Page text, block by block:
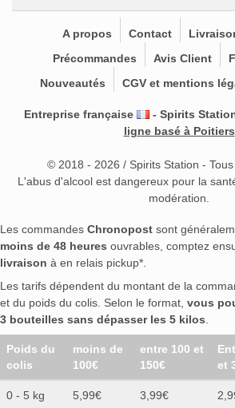
A propos Contact
Précommandes
Avis Client
Nouveautés
CGV et mentions
Entreprise française - Spirits
ligne basé à Poitiers
© 2018 - 2026 / Spirits Station -
L'abus d'alcool est dangereux pour la
modération.
Les commandes Chronopost sont
moins de 48 heures ouvrables, comptez
livraison à en relais pickup*.
Les tarifs dépendent du montant de la
et du poids du colis. Selon le format, vous
3 bouteilles sans dépasser les 5 kilos
Poids du
colis
moins de
100€
entre 100 et
150€
et
0 - 5 kg 5,99€ 3,99€